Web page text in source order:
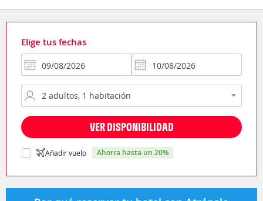
Elige tus fechas
VER DISPONIBILIDAD
Añadir vuelo ahorra hasta un 20%